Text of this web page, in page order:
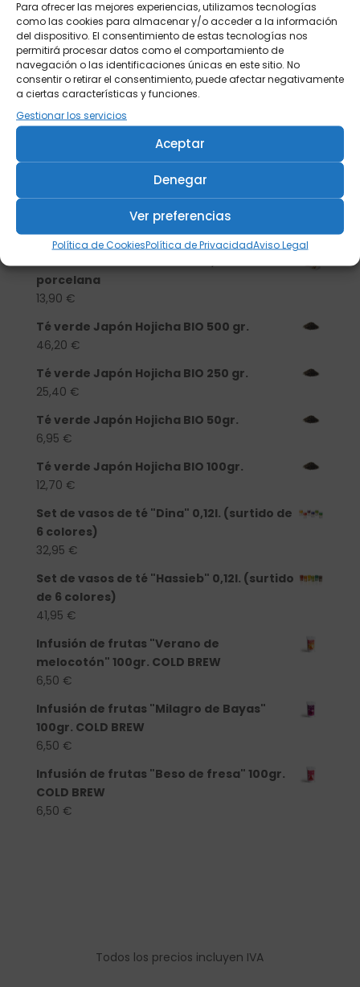
Para ofrecer las mejores experiencias, utilizamos tecnologías
como las cookies para almacenar y/o acceder a la información
del dispositivo. El consentimiento de estas tecnologías nos
permitirá procesar datos como el comportamiento de
navegación o las identificaciones únicas en este sitio. No
consentir o retirar el consentimiento, puede afectar negativamente
a ciertas características y funciones.
Gestionar los servicios
Aceptar
Denegar
Ver preferencias
Política de CookiesPolítica de PrivacidadAviso Legal
Productos
porcelana
13,90 €
Té verde Japón Hojicha BIO 500 gr.
46,20 €
Té verde Japón Hojicha BIO 250 gr.
25,40 €
Té verde Japón Hojicha BIO 50gr.
6,95 €
Té verde Japón Hojicha BIO 100gr.
12,70 €
Set de vasos de té "Dina" 0,12l. (surtido de
6 colores)
32,95 €
Set de vasos de té "Hassieb" 0,12l. (surtido
de 6 colores)
41,95 €
Infusión de frutas "Verano de
melocotón" 100gr. COLD BREW
6,50 €
Infusión de frutas "Milagro de Bayas"
100gr. COLD BREW
6,50 €
Infusión de frutas "Beso de fresa" 100gr.
COLD BREW
6,50 €
Todos los precios incluyen IVA